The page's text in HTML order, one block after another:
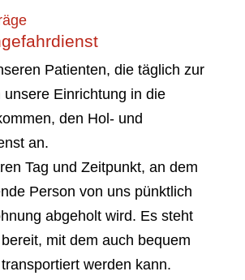
Patienten, die täglich zur
unsere Einrichtung in die
den Hol- und
an.
Tag und Zeitpunkt, an dem
Person von uns pünktlich
abgeholt wird. Es steht
mit dem auch bequem
werden kann.